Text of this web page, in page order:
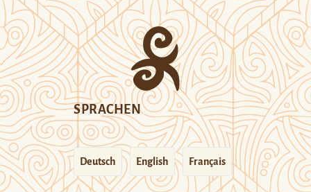
SPRACHEN
Deutsch English Français